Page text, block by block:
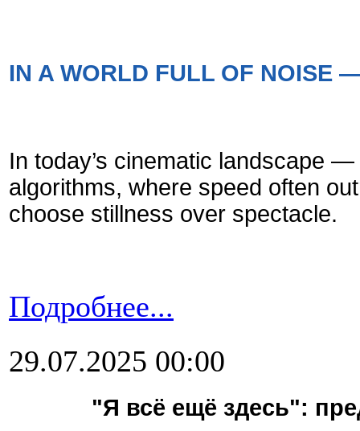
IN A WORLD FULL OF NOISE
In today’s cinematic landscape
algorithms, where speed often
choose stillness over spectacle.
Подробнее...
29.07.2025 00:00
"Я всё ещё здесь":